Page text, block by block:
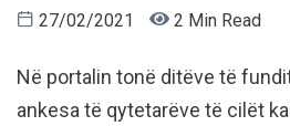
27/02/2021 2 Min Read
Në portalin tonë ditëve të
ankesa të qytetarëve të cilët